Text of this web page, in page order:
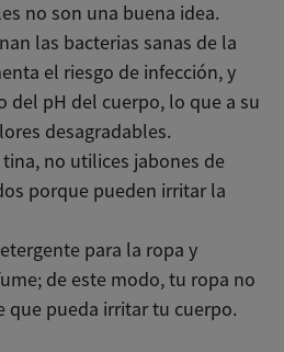
no son una buena idea.
las bacterias sanas de la
el riesgo de infección, y
del pH del cuerpo, lo que a su
desagradables.
no utilices jabones de
porque pueden irritar la
para la ropa y
de este modo, tu ropa no
que pueda irritar tu cuerpo.